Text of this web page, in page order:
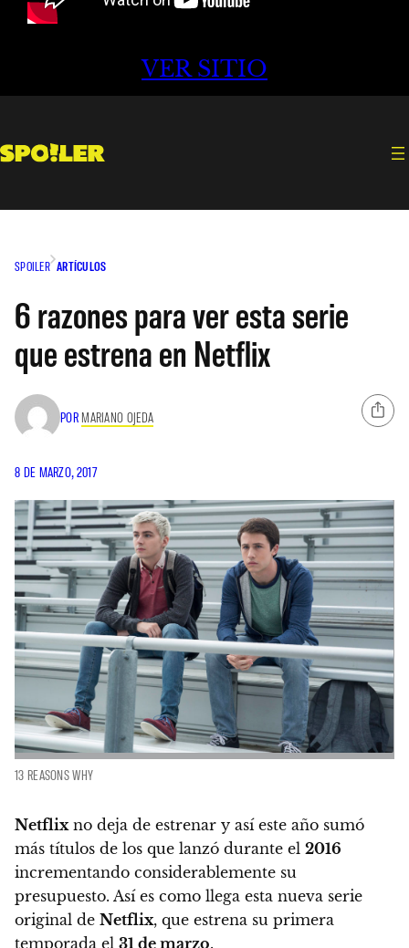
VER SITIO
SPOILER ARTÍCULOS
6 razones para ver esta serie
que estrena en Netflix
POR MARIANO OJEDA
8 DE MARZO, 2017
13 REASONS WHY
Netflix no deja de estrenar y así este año sumó
más títulos de los que lanzó durante el 2016
incrementando considerablemente su
presupuesto. Así es como llega esta nueva serie
original de Netflix, que estrena su primera
temporada el 31 de marzo.